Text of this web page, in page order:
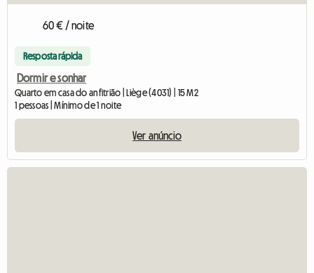
60 € / noite
Resposta rápida
Dormir e sonhar
Quarto em casa do anfitrião | Liège (4031) | 15 M2
1 pessoas | Mínimo de 1 noite
Ver anúncio